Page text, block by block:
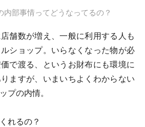
内部事情ってどうなってるの？
舗数が増え、一般に利用する人も
ショップ。いらなくなった物が必
で渡る、というお財布にも環境に
ますが、いまいちよくわからない
プの内情。
れるの？